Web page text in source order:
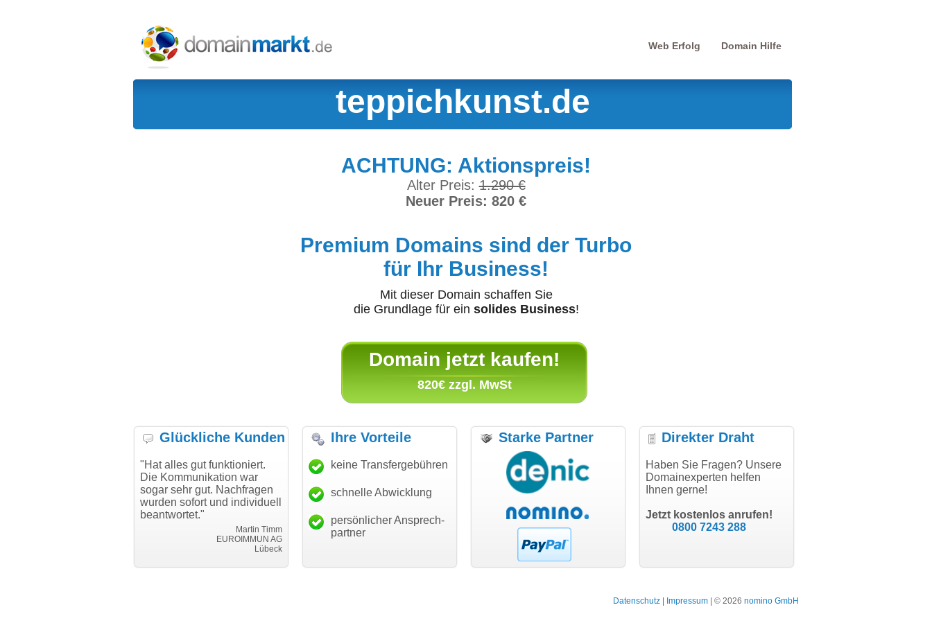
Web Erfolg Domain Hilfe
teppichkunst.de
ACHTUNG: Aktionspreis!
Alter Preis:1.290 €
Neuer Preis: 820 €
Premium Domains sind der Turbo
für Ihr Business!
Mit dieser Domain schaffen Sie
die Grundlage für ein solides Business!
Domain jetzt kaufen!
820€ zzgl. MwSt
Glückliche Kunden
"Hat alles gut funktioniert.
Die Kommunikation war
sogar sehr gut. Nachfragen
wurden sofort und individuell
beantwortet."
Martin Timm
EUROIMMUN AG
Lübeck
"Danke für den schnellen
Transfer und guten Service!"
Thomas Schäfer
i can eckert communication GmbH
"Ich bin dankbar, meine
Wunschdomain gefunden zu
haben. Die Domain passt für
hundertprozentig."
Janina Köck
Leben im Einklang
leben-im-einklang.de
"Super Abwicklung, vielen
modern software GbR
Landau an der Isar
"Vielen Dank für den
Ihre Vorteile
keine Transfergebühren
schnelle Abwicklung
persönlicher Ansprech-
partner
Starke Partner Direkter Draht
Haben Sie Fragen? Unsere
Domainexperten helfen
Ihnen gerne!
Jetzt kostenlos anrufen!
0800 7243 288
Datenschutz Impressum | © 2026 nomino GmbH